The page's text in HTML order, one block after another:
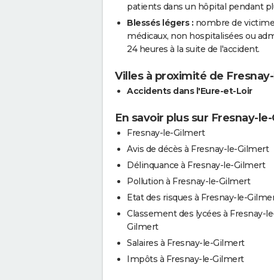
patients dans un hôpital pendant
Blessés légers : nombre de
médicaux, non hospitalisées ou
24 heures à la suite de l'accident.
Villes à proximité de
Accidents dans l'Eure-et-Loir
En savoir plus sur Fresnay-
Fresnay-le-Gilmert
Avis de décès à Fresnay-le-Gilmert
Délinquance à Fresnay-le-Gilmert
Pollution à Fresnay-le-Gilmert
Etat des risques à Fresnay-le-
Classement des lycées à Fresnay-
Gilmert
Salaires à Fresnay-le-Gilmert
Impôts à Fresnay-le-Gilmert